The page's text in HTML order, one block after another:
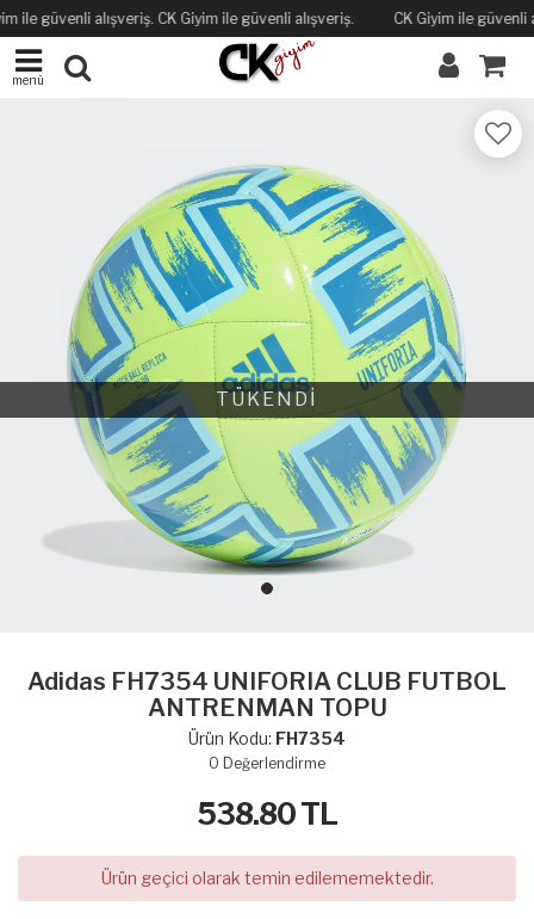
ile güvenli alışveriş. CK Giyim ile güvenli alışveriş. CK Giyim ile güvenli
menü
TÜKENDİ
Adidas FH7354 UNIFORIA CLUB FUTBOL
ANTRENMAN TOPU
Ürün Kodu: FH7354
0 Değerlendirme
538.80TL
Ürün geçici olarak temin edilememektedir.